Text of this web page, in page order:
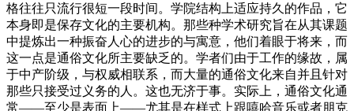
格往往只流行很短一段时间。学院结构上适应持久的作品，它
本身即是保存文化的主要机构。那些种学术研究旨在从其课题
中提炼出一种振奋人心的进步的与寓意，他们着眼于将来，而
这一点是通俗文化所主要缺乏的。学者们由于工作的缘故，属
于中产阶级，与权威相联系，而大量的通俗文化来自并且针对
那些只接受过义务的人。这也无济于事。实际上，通俗文化通
常——至少是表面上——尤其是在样式上跟嘻哈音乐或者朋克